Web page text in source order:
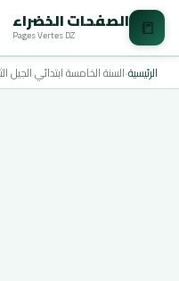
📒 الصفحات الخضراء
Pages Vertes DZ
الرئيسية›السنة الخامسة ابتدائي الجيل